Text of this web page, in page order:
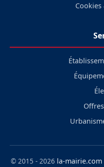
© 2015 - 2026 la-mairie.com